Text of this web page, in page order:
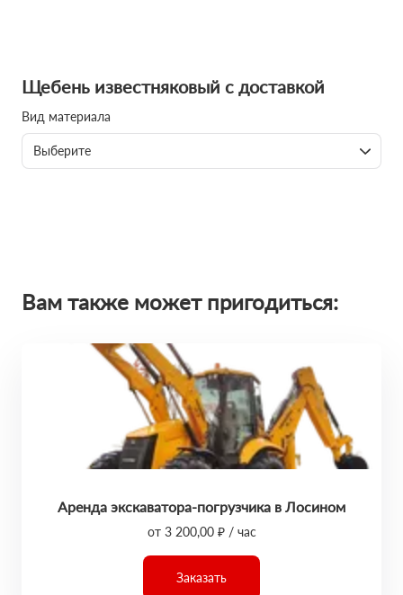
Щебень известняковый с доставкой
Вид материала
Выберите
Вам также может пригодиться:
Аренда экскаватора-погрузчика в Лосином
от 3 200,00 ₽ / час
Заказать